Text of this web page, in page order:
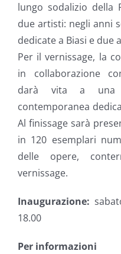
lungo sodalizio della
due artisti: negli anni
dedicate a Biasi e due
Per il vernissage, la
in collaborazione
darà vita a una
contemporanea
Al finissage sarà
in 120 esemplari
delle opere,
vernissage.
Inaugurazione:
18.00
Per informazioni